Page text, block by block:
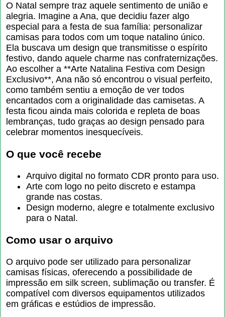
O Natal sempre traz aquele sentimento de união e
alegria. Imagine a Ana, que decidiu fazer algo
especial para a festa de sua família: personalizar
camisas para todos com um toque natalino único.
Ela buscava um design que transmitisse o espírito
festivo, dando aquele charme nas confraternizações.
Ao escolher a **Arte Natalina Festiva com Design
Exclusivo**, Ana não só encontrou o visual perfeito,
como também sentiu a emoção de ver todos
encantados com a originalidade das camisetas. A
festa ficou ainda mais colorida e repleta de boas
lembranças, tudo graças ao design pensado para
celebrar momentos inesquecíveis.
O que você recebe
Arquivo digital no formato CDR pronto para uso.
Arte com logo no peito discreto e estampa
grande nas costas.
Design moderno, alegre e totalmente exclusivo
para o Natal.
Como usar o arquivo
O arquivo pode ser utilizado para personalizar
camisas físicas, oferecendo a possibilidade de
impressão em silk screen, sublimação ou transfer. É
compatível com diversos equipamentos utilizados
em gráficas e estúdios de impressão.